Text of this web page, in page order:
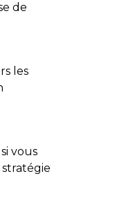
de
les
vous